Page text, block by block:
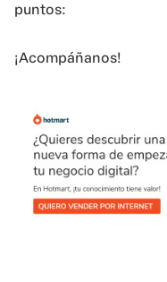
puntos:
¡Acompáñanos!